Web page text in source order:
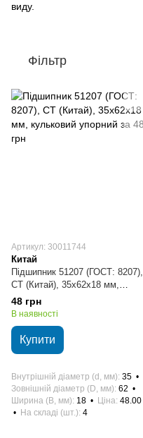
виду.
Фільтр
Артикул: 30011744
Китай
Підшипник 51207 (ГОСТ: 8207),
CT (Китай), 35х62х18 мм,
кульковий упорний
48 грн
В наявності
Купити
Внутрішній діаметр (d, мм) 35
Зовнішній діаметр (D, мм) 62
Ширина (B, мм) 18 Ціна 48.00
На складі (шт.) 4